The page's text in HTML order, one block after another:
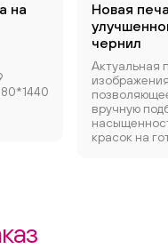
на
Новая
чернил
Актуальная
вручную
красок на